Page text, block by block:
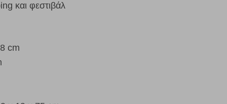
και φεστιβάλ
cm